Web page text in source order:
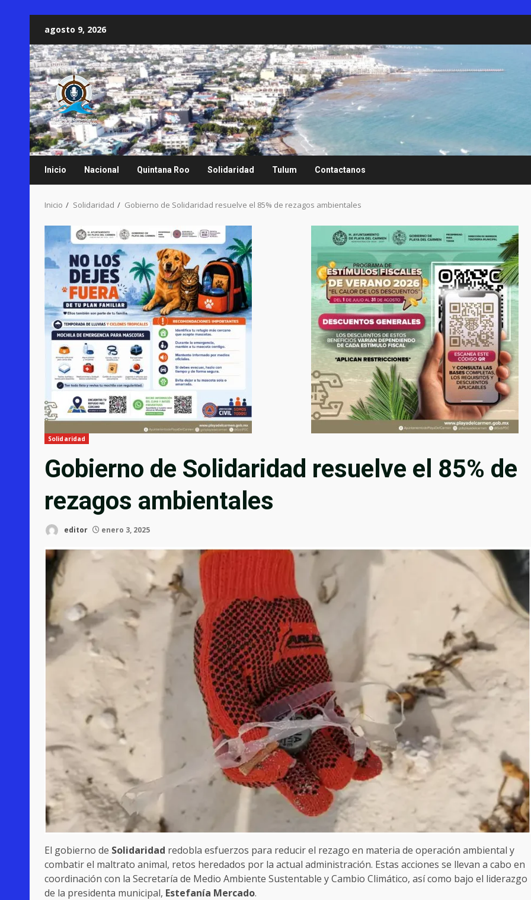
contenido
agosto 9, 2026
Inicio Nacional Quintana Roo Solidaridad Tulum Contactanos
Inicio Solidaridad Gobierno de Solidaridad resuelve el 85% de rezagos ambientales
Solidaridad
Gobierno de Solidaridad resuelve el 85% de
rezagos ambientales
editor enero 3, 2025
El gobierno de Solidaridad redobla esfuerzos para reducir el rezago en materia de operación ambiental y
combatir el maltrato animal, retos heredados por la actual administración. Estas acciones se llevan a cabo en
coordinación con la Secretaría de Medio Ambiente Sustentable y Cambio Climático, así como bajo el liderazgo
de la presidenta municipal, Estefanía Mercado.